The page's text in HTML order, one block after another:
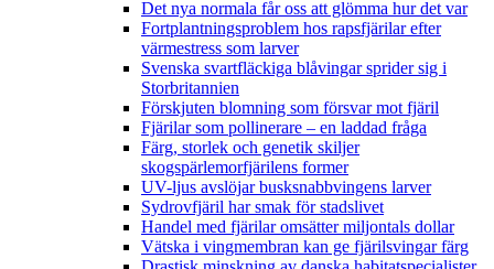
Det nya normala får oss att glömma hur det var
Fortplantningsproblem hos rapsfjärilar efter
värmestress som larver
Svenska svartfläckiga blåvingar sprider sig i
Storbritannien
Förskjuten blomning som försvar mot fjäril
Fjärilar som pollinerare – en laddad fråga
Färg, storlek och genetik skiljer
skogspärlemorfjärilens former
UV-ljus avslöjar busksnabbvingens larver
Sydrovfjäril har smak för stadslivet
Handel med fjärilar omsätter miljontals dollar
Vätska i vingmembran kan ge fjärilsvingar färg